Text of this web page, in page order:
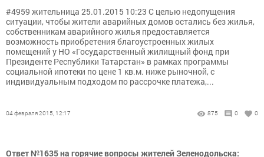
#4959 жительница 25.01.2015 10:23 С целью недопущения
ситуации, чтобы жители аварийных домов остались без жилья,
собственникам аварийного жилья предоставляется
возможность приобретения благоустроенных жилых
помещений у НО «Государственный жилищный фонд при
Президенте Республики Татарстан» в рамках программы
социальной ипотеки по цене 1 кв.м. ниже рыночной, с
индивидуальным подходом по рассрочке платежа,...
04 февраля 2015, 12:17 875 0 0
Ответ №1635 на горячие вопросы жителей Зеленодольска: